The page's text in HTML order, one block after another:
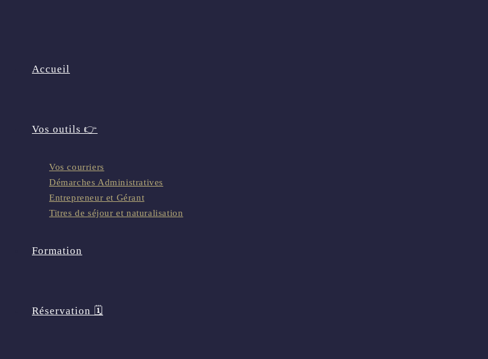
Accueil
Vos outils 👉
Vos courriers
Démarches Administratives
Entrepreneur et Gérant
Titres de séjour et naturalisation
Formation
Réservation 🗓️